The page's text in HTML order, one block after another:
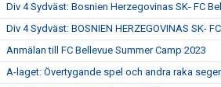
Div 4 Sydväst: Bosnien Herzegovinas SK- FC
Div 4 Sydväst: BOSNIEN HERZEGOVINAS SK-
Anmälan till FC Bellevue Summer Camp 2023
A-laget: Övertygande spel och andra raka